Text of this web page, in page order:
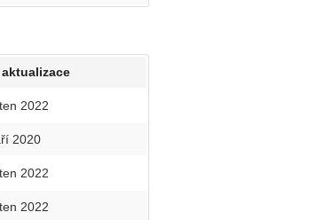
2022
2020
2022
2022